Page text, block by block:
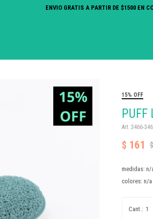
ENVIO GRATIS A PARTIR DE $1500 EN
15% OFF
PUFF
3466-
$ 161 $
medidas: n/
colores: n/a
1